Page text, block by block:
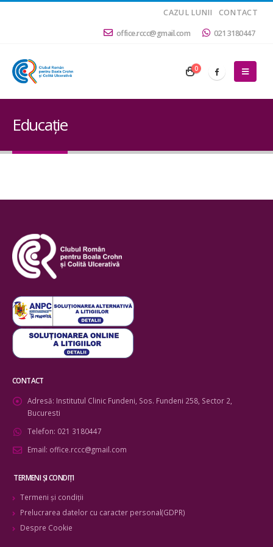
CAZUL LUNII
CONTACT
office.rccc@gmail.com
021 3180447
0
Educaţie
CONTACT
Adresă: Institutul Clinic Fundeni, Sos. Fundeni 258, Sector 2,
Bucuresti
Telefon: 021 3180447
Email: office.rccc@gmail.com
TERMENI ŞI CONDIŢI
Termeni şi condiţii
Prelucrarea datelor cu caracter personal(GDPR)
Despre Cookie